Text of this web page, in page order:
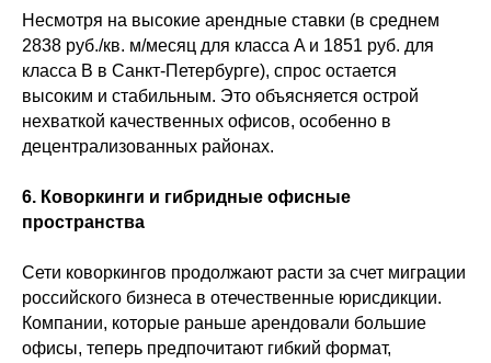
Несмотря на высокие арендные ставки (в среднем
2838 руб./кв. м/месяц для класса A и 1851 руб. для
класса B в Санкт-Петербурге), спрос остается
высоким и стабильным. Это объясняется острой
нехваткой качественных офисов, особенно в
децентрализованных районах.
6. Коворкинги и гибридные офисные
пространства
Сети коворкингов продолжают расти за счет миграции
российского бизнеса в отечественные юрисдикции.
Компании, которые раньше арендовали большие
офисы, теперь предпочитают гибкий формат,